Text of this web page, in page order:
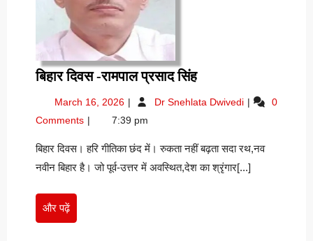
बिहार दिवस -रामपाल प्रसाद सिंहबिहार
-रामपाल
सिंह
March 16, 2026 March
2026
Dr Snehlata Dwivedi बिहार
सिंह
0
Comments
7:39 pm
बिहार दिवस। हरि गीतिका छंद में। रुकता नहीं बढ़ता सदा रथ,नव
नवीन बिहार है। जो पूर्व-उत्तर में अवस्थित,देश का श्रृंगार[...]
और पढ़ेंऔर
पढ़ें